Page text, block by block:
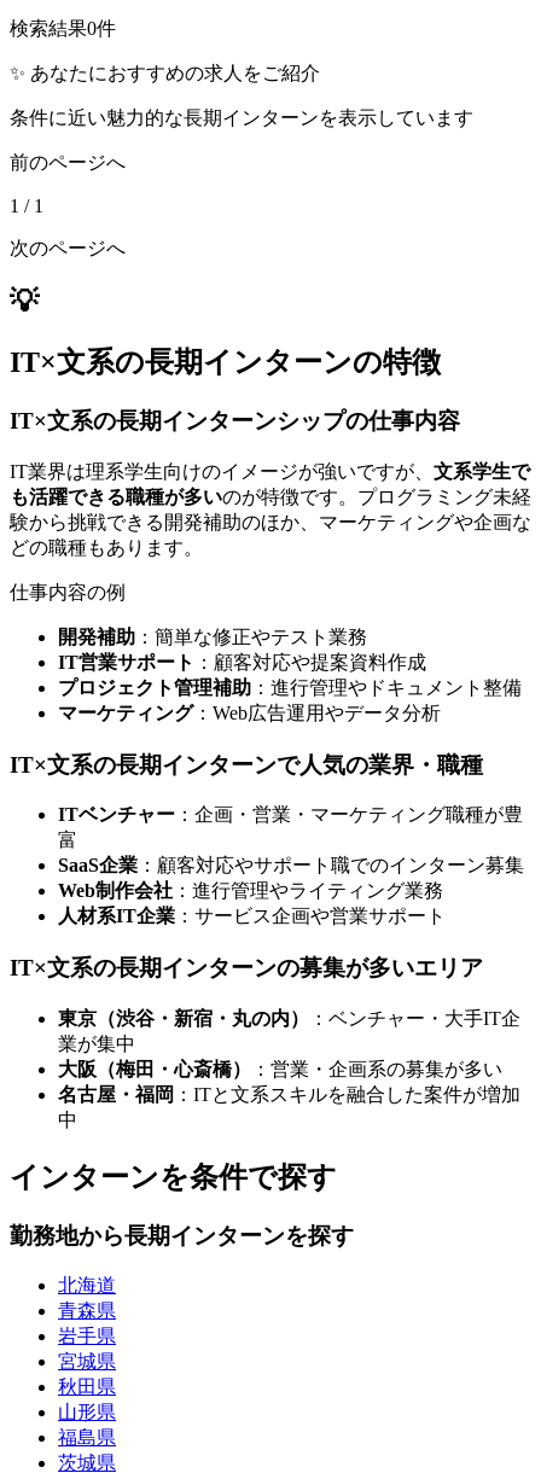
検索結果0件
✨ あなたにおすすめの求人をご紹介
条件に近い魅力的な長期インターンを表示しています
前のページへ
1 / 1
次のページへ
💡
IT×文系の長期インターンの特徴
IT×文系の長期インターンシップの仕事内容
IT業界は理系学生向けのイメージが強いですが、 文系学生で
も活躍できる職種が多いのが特徴です。プログラミング未経
験から挑戦できる開発補助のほか、マーケティングや企画な
どの職種もあります。
仕事内容の例
開発補助 ：簡単な修正やテスト業務
IT営業サポート ：顧客対応や提案資料作成
プロジェクト管理補助 ：進行管理やドキュメント整備
マーケティング：Web広告運用やデータ分析
IT×文系の長期インターンで人気の業界・職種
ITベンチャー ：企画・営業・マーケティング職種が豊
富
SaaS企業 ：顧客対応やサポート職でのインターン募集
Web制作会社 ：進行管理やライティング業務
人材系IT企業 ：サービス企画や営業サポート
IT×文系の長期インターンの募集が多いエリア
東京（渋谷・新宿・丸の内）
：ベンチャー・大手IT企
業が集中
大阪（梅田・心斎橋）
：営業・企画系の募集が多い
名古屋・福岡 ：ITと文系スキルを融合した案件が増加
中
インターンを条件で探す
勤務地から長期インターンを探す
北海道
青森県
岩手県
宮城県
秋田県
山形県
福島県
茨城県